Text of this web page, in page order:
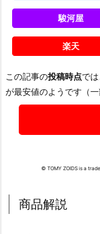
駿河屋
楽天
この記事の投稿時点では
が最安値のようです（一
© TOMY ZOIDS is a
商品解説